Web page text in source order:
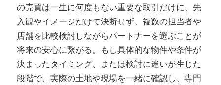
の売買は一生に何度もない重要な取引だけに、先
入観やイメージだけで決断せず、複数の担当者や
店舗を比較検討しながらパートナーを選ぶことが
将来の安心に繋がる。もし具体的な物件や条件が
決まったタイミング、または検討に迷いが生じた
段階で、実際の土地や現場を一緒に確認し、専門